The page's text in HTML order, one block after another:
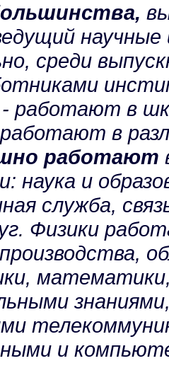
научные
среди
- работают в
работают в
работают
наука и
служба,
Физики
и